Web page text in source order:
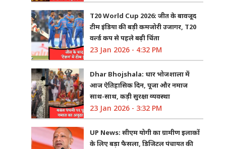
T20 World Cup 2026: जीत के बावजूद
टीम इंडिया की बड़ी कमजोरी उजागर, T20
वर्ल्ड कप से पहले बढ़ी चिंता
23 Jan 2026 - 4:32 PM
Dhar Bhojshala: धार भोजशाला में
आज ऐतिहासिक दिन, पूजा और नमाज
साथ-साथ, कड़ी सुरक्षा व्यवस्था
23 Jan 2026 - 3:32 PM
UP News: सीएम योगी का ग्रामीण इलाकों
के लिए बड़ा फैसला, डिजिटल पंचायत की